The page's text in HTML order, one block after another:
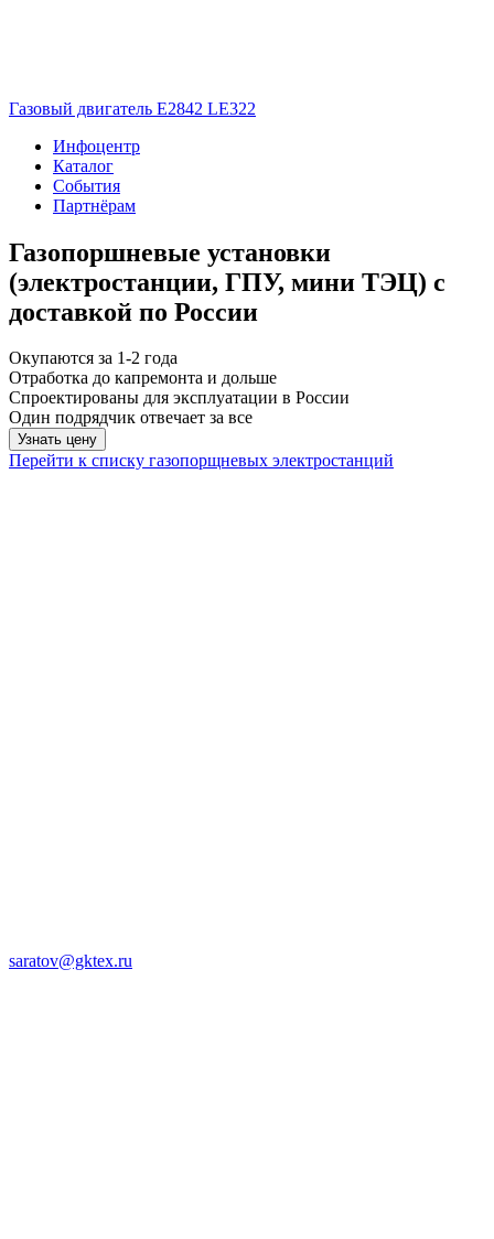
Газовый двигатель E2842 LE322
Инфоцентр
Каталог
События
Партнёрам
Газопоршневые установки
(электростанции, ГПУ, мини ТЭЦ) с
доставкой по России
Окупаются за 1-2 года
Отработка до капремонта и дольше
Спроектированы для эксплуатации в России
Один подрядчик отвечает за все
Узнать цену
Перейти к списку газопорщневых электростанций
saratov@gktex.ru